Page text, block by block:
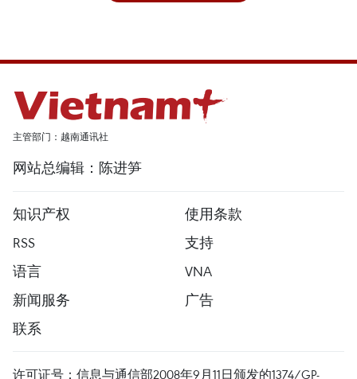
主管部门：越南通讯社
网站总编辑：陈进笋
知识产权
使用条款
RSS
支持
语言
VNA
新闻服务
广告
联系
许可证号：信息与通信部2008年9月11日颁发的1374/GP-